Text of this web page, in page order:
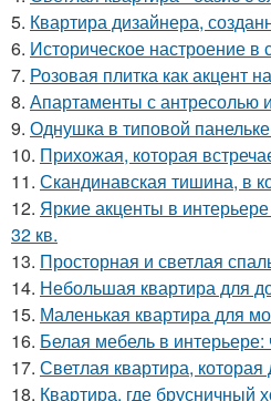
5. Квартира дизайнера,
6. Историческое настроение
7. Розовая плитка как акцент
8. Апартаменты с антресолью
9. Однушка в типовой
10. Прихожая, которая
11. Скандинавская тишина, в
12. Яркие акценты в
32 кв.
13. Просторная и светлая
14. Небольшая квартира для
15. Маленькая квартира для
16. Белая мебель в интерьере:
17. Светлая квартира,
18. Квартира, где брусничный